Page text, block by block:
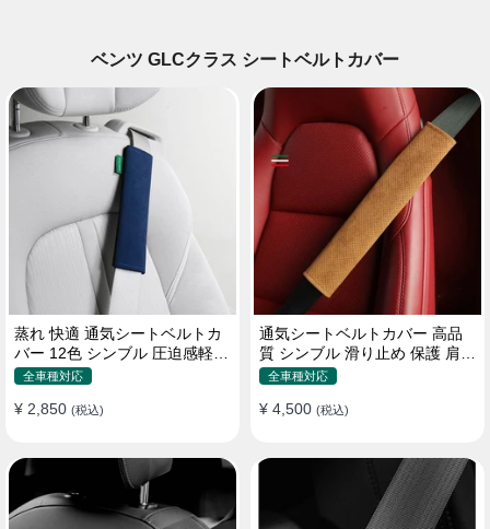
ベンツ GLCクラス シートベルトカバー
蒸れ 快適 通気シートベルトカ
バー 12色 シンブル 圧迫感軽減
保護 肩当てパッド
全車種対応
¥ 2,850 (税込)
通気シートベルトカバー 高品
質 シンブル 滑り止め 保護 肩当
てパッド 圧迫感軽減
全車種対応
¥ 4,500 (税込)